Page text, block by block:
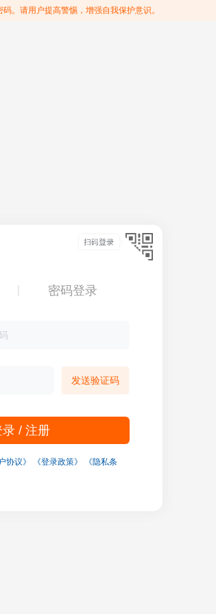
。请用户提高警惕，增强自我保护意识。
密码登录
发送验证码
录 / 注册
协议》 《登录政策》
《隐私条